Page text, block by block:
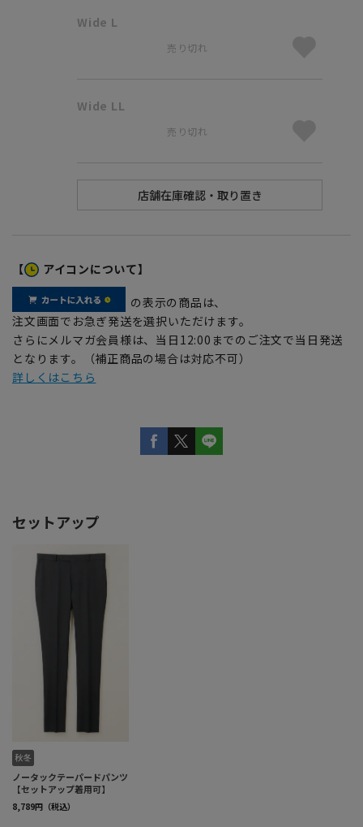
Wide L
売り切れ
Wide LL
売り切れ
【 アイコンについて】
の表示の商品は、
注文画面でお急ぎ発送を選択いただけます。
さらにメルマガ会員様は、当日12:00までのご注文で当日発送
となります。（補正商品の場合は対応不可）
詳しくはこちら